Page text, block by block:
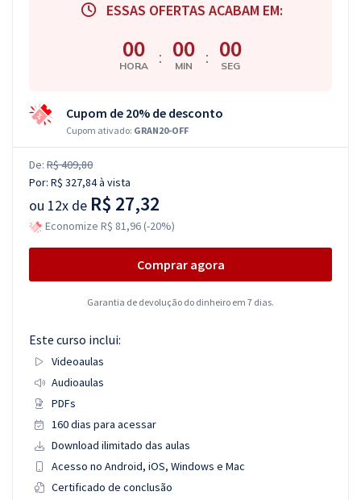
ESSAS OFERTAS ACABAM EM:
00
HORA : 00
MIN : 00
SEG
Cupom de 20% de desconto
Cupom ativado: GRAN20-OFF
De: R$ 409,80
Por: R$ 327,84à vista
ou 12x de R$ 27,32
Economize R$ 81,96 (-20%)
Comprar agora
Garantia de devolução do dinheiro em 7 dias.
Este curso inclui:
Videoaulas
Audioaulas
PDFs
160 dias para acessar
Download ilimitado das aulas
Acesso no Android, iOS, Windows e Mac
Certificado de conclusão